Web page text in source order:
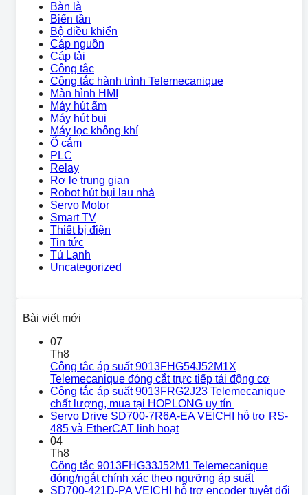
Bàn là
Biến tần
Bộ điều khiển
Cáp nguồn
Cáp tải
Công tắc
Công tắc hành trình Telemecanique
Màn hình HMI
Máy hút ẩm
Máy hút bụi
Máy lọc không khí
Ổ cắm
PLC
Relay
Rơ le trung gian
Robot hút bụi lau nhà
Servo Motor
Smart TV
Thiết bị điện
Tin tức
Tủ Lạnh
Uncategorized
Bài viết mới
07
Th8
Công tắc áp suất 9013FHG54J52M1X
Telemecanique đóng cắt trực tiếp tải động cơ
Công tắc áp suất 9013FRG2J23 Telemecanique
chất lượng, mua tại HOPLONG uy tín
Servo Drive SD700-7R6A-EA VEICHI hỗ trợ RS-
485 và EtherCAT linh hoạt
04
Th8
Công tắc 9013FHG33J52M1 Telemecanique
đóng/ngắt chính xác theo ngưỡng áp suất
SD700-421D-PA VEICHI hỗ trợ encoder tuyệt đối